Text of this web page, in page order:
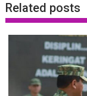
Related posts